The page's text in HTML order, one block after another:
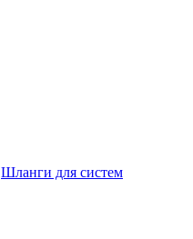
Шланги для систем